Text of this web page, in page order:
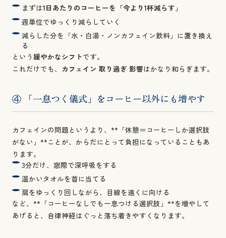
まずは1日あたりのコーヒーを「今より1杯減らす」
週単位でゆっくり減らしていく
減らした分を「水・白湯・ノンカフェイン飲料」に置き換え
る
という 緩やかなシフトです。
これだけでも、 カフェイン 取り過ぎ 影響はかなり和らぎます。
④ 「一息つく儀式」をコーヒー以外にも増やす
カフェインの問題というより、**「休憩＝コーヒーしか選択肢
がない」**ことが、からだにとって負担になっていることもあ
ります。
3分だけ、窓際で深呼吸をする
温かいタオルを首に当てる
肩をゆっくり回しながら、目線を遠くに向ける
など、**「コーヒーなしでも一息つける選択肢」**を増やして
あげると、自律神経はぐっと落ち着きやすくなります。